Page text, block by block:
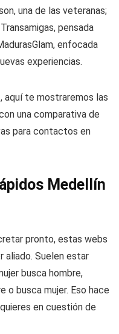
una de las veteranas;
pensada
enfocada
experiencias.
aquí te mostraremos las
una comparativa de
para contactos en
Medellín
pronto, estas webs
aliado. Suelen estar
busca hombre,
o busca mujer. Eso hace
en cuestión de